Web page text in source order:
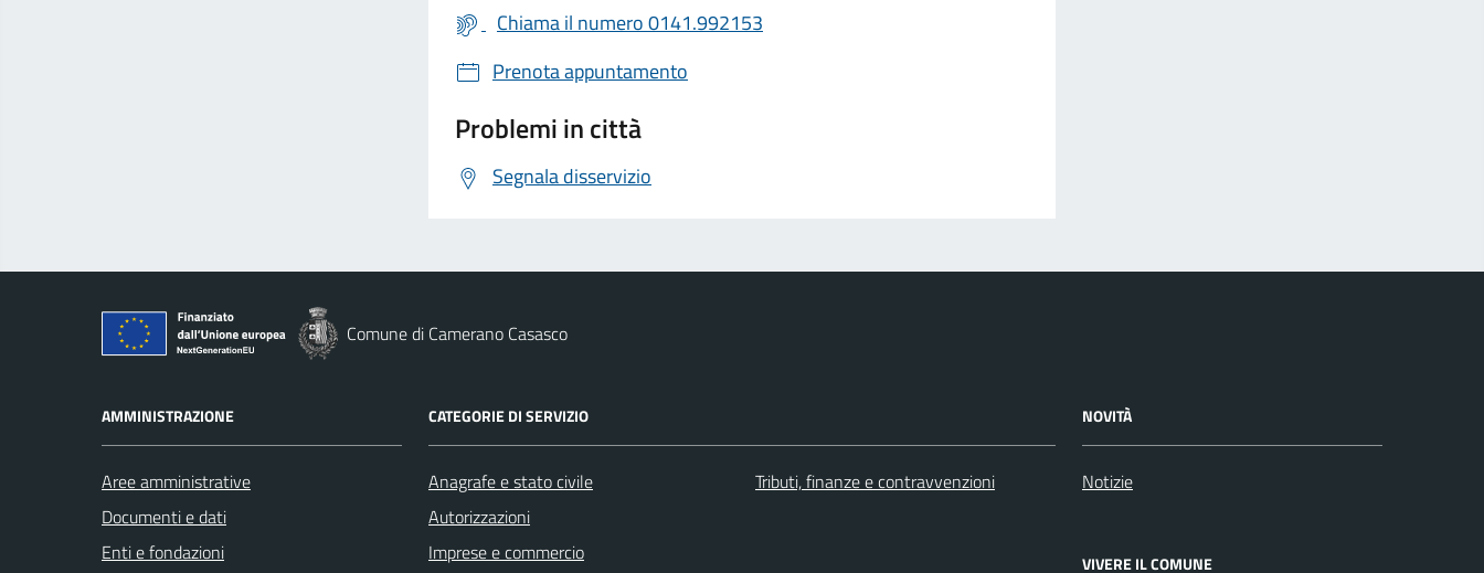
Chiama il numero 0141.992153
Prenota appuntamento
Problemi in città
Segnala disservizio
Comune di Camerano Casasco
AMMINISTRAZIONE
Aree amministrative
Documenti e dati
Enti e fondazioni
CATEGORIE DI SERVIZIO
Anagrafe e stato civile
Autorizzazioni
Imprese e commercio
Tributi, finanze e contravvenzioni
NOVITÀ
Notizie
VIVERE IL COMUNE